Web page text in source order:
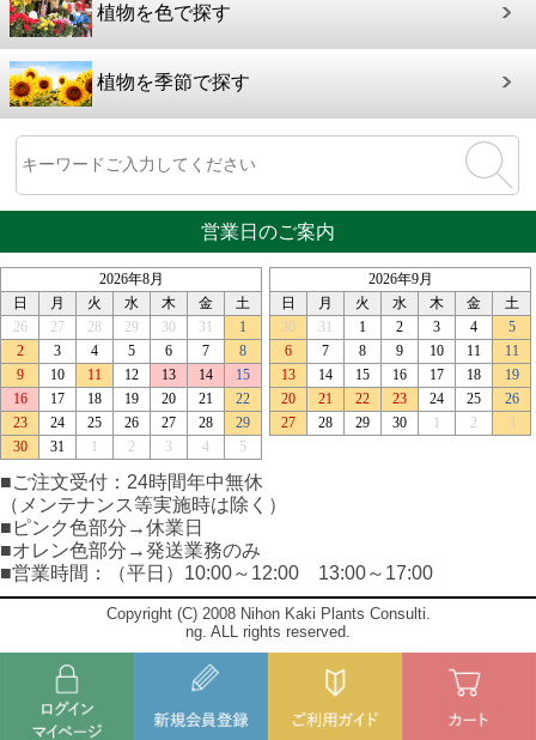
植物を色で探す
植物を季節で探す
営業日のご案内
■ご注文受付：24時間年中無休
（メンテナンス等実施時は除く）
■ピンク色部分→休業日
■オレン色部分→発送業務のみ
■営業時間：（平日）10:00～12:00 13:00～17:00
Copyright (C) 2008 Nihon Kaki Plants Consulti.
ng. ALL rights reserved.